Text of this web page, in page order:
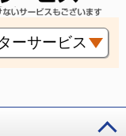
ーサービス